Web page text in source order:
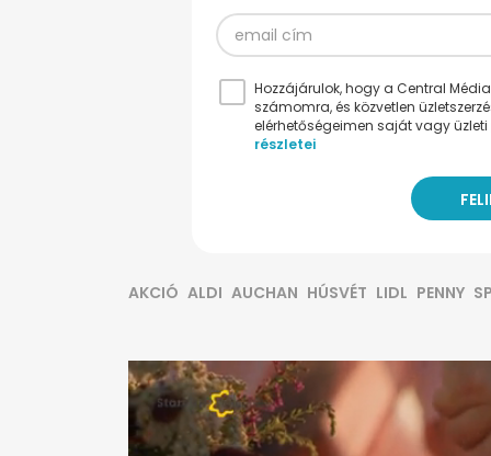
Hozzájárulok, hogy a Central
számomra, és közvetlen
elérhetőségeimen saját vagy
részletei
AKCIÓ ALDI AUCHAN HÚSVÉT LIDL PENNY